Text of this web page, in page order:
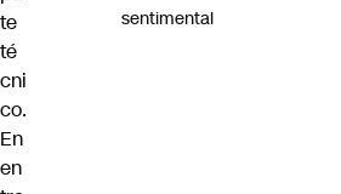
te
té
cni
co.
En
en
sentimental